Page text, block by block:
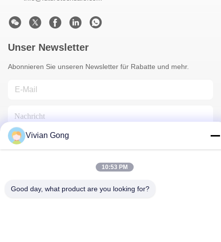
Unser Newsletter
Abonnieren Sie unseren Newsletter für Rabatte und mehr.
Vivian Gong
10:53 PM
Good day, what product are you looking for?